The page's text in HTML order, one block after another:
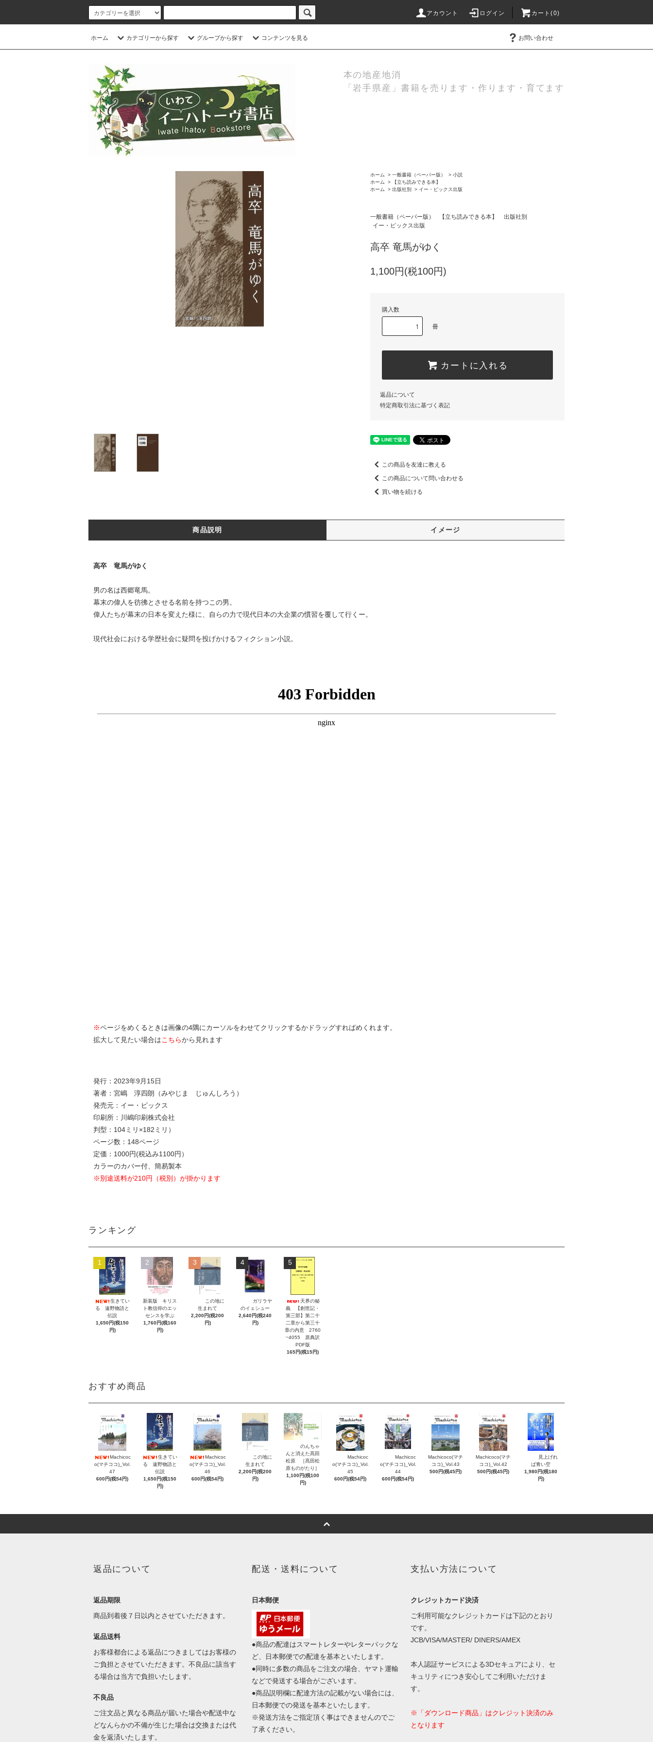
アカウント ログイン カート(0)
ホーム カテゴリーから探す グループから探す コンテンツを見る お問い合わせ
本の地産地消
「岩手県産」書籍を売ります・作ります・育てます
ホーム > 一般書籍（ペーパー版） > 小説
ホーム
>
【立ち読みできる本】
ホーム
> 出版社別 > イー・ピックス出版
一般書籍（ペーパー版） 【立ち読みできる本】
出版社別
イー・ピックス出版
高卒 竜馬がゆく
1,100円(税100円)
購入数
冊
カートに入れる
返品について
特定商取引法に基づく表記
この商品を友達に教える
この商品について問い合わせる
買い物を続ける
商品説明 イメージ
高卒 竜馬がゆく
男の名は西郷竜馬。
幕末の偉人を彷彿とさせる名前を持つこの男。
偉人たちが幕末の日本を変えた様に、自らの力で現代日本の大企業の慣習を覆して行くー。
現代社会における学歴社会に疑問を投げかけるフィクション小説。
※ページをめくるときは画像の4隅にカーソルをわせてクリックするかドラッグすればめくれます。
拡大して見たい場合はこちらから見れます
発行：2023年9月15日
著者：宮嶋 淳四朗（みやじま じゅんしろう）
発売元：イー・ピックス
印刷所：川嶋印刷株式会社
判型：104ミリ×182ミリ）
ページ数：148ページ
定価：1000円(税込み1100円）
カラーのカバー付、簡易製本
※別途送料が210円（税別）が掛かります
ランキング
1
生きてい
る 遠野物語と
伝説
1,650円(税150
円)
2
新装版 キリス
ト教信仰のエッ
センスを学ぶ
1,760円(税160
円)
3
この地に
生まれて
2,200円(税200
円)
4
ガリラヤ
のイェシュー
2,640円(税240
円)
5
天界の秘
義 【創世記・
第三部】第二十
二章から第三十
章の内意 2760
~4055 原典訳
PDF版
165円(税15円)
おすすめ商品
Machicoc
o(マチココ)_Vol.
47
600円(税54円)
生きてい
る 遠野物語と
伝説
1,650円(税150
円)
Machicoc
o(マチココ)_Vol.
46
600円(税54円)
この地に
生まれて
2,200円(税200
円)
のんちゃ
んと消えた髙田
松原 ［髙田松
原ものがたり］
1,100円(税100
円)
Machicoc
o(マチココ)_Vol.
45
600円(税54円)
Machicoc
o(マチココ)_Vol.
44
600円(税54円)
Machicoco(マチ
ココ)_Vol.43
500円(税45円)
Machicoco(マチ
ココ)_Vol.42
500円(税45円)
見上げれ
ば青い空
1,980円(税180
円)
返品について
返品期限
商品到着後７日以内とさせていただきます。
返品送料
お客様都合による返品につきましてはお客様の
ご負担とさせていただきます。不良品に該当す
る場合は当方で負担いたします。
不良品
ご注文品と異なる商品が届いた場合や配送中な
どなんらかの不備が生じた場合は交換または代
金を返済いたします。
配送・送料について
日本郵便
●商品の配達はスマートレターやレターパックな
ど、日本郵便での配達を基本といたします。
●同時に多数の商品をご注文の場合、ヤマト運輸
などで発送する場合がございます。
●商品説明欄に配達方法の記載がない場合には、
日本郵便での発送を基本といたします。
※発送方法をご指定頂く事はできませんのでご
了承ください。
支払い方法について
クレジットカード決済
ご利用可能なクレジットカードは下記のとおり
です。
JCB/VISA/MASTER/ DINERS/AMEX
本人認証サービスによる3Dセキュアにより、セ
キュリティにつき安心してご利用いただけま
す。
※「ダウンロード商品」はクレジット決済のみ
となります